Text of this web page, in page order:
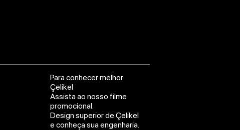
Para conhecer melhor
Çelikel
Assista ao nosso filme
promocional.
Design superior de Çelikel
e conheça sua engenharia.